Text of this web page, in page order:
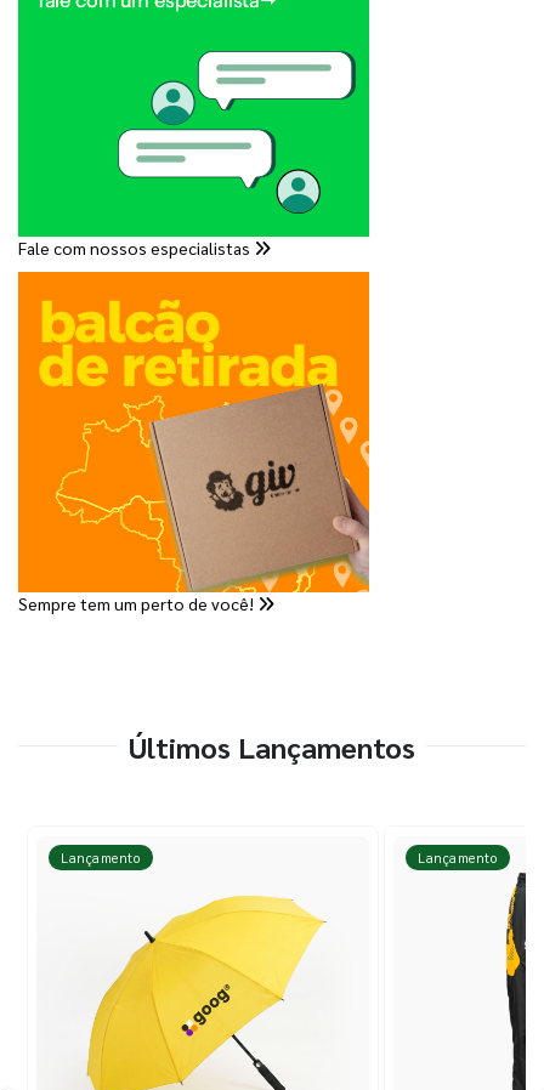
Fale com nossos especialistas
Sempre tem um perto de você!
Últimos Lançamentos
Lançamento Lançamento